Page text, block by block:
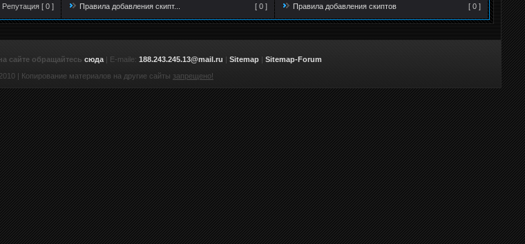
Репутация [ 0 ]
Правила добавления скипт...
[ 0 ]
Правила добавления скиптов
[ 0 ]
сайте обращайтесь сюда | E-maile: 188.243.245.13@mail.ru | Sitemap | Sitemap-Forum
| Копирование материалов на другие сайты запрещено!